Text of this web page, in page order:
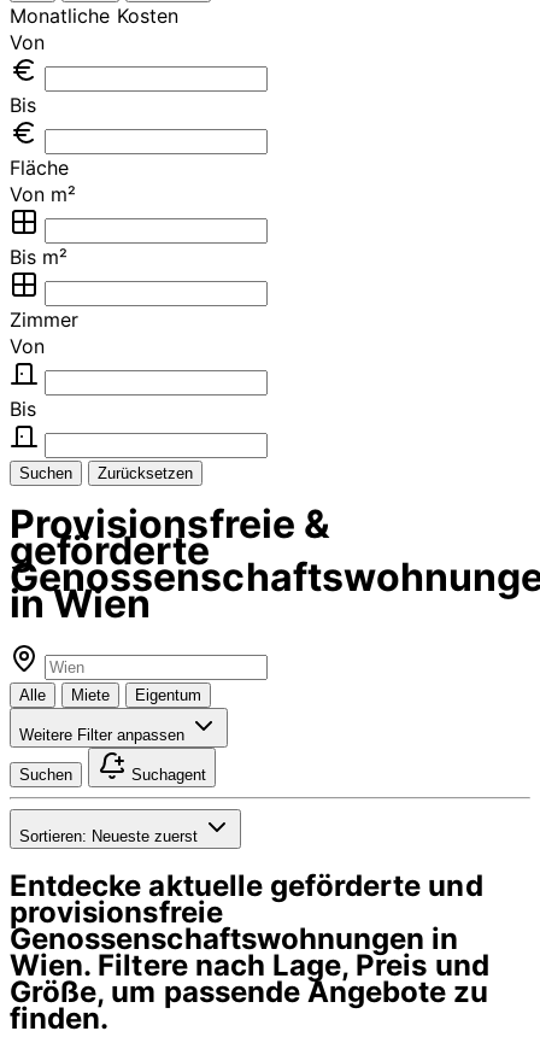
Monatliche Kosten
Von
Bis
Fläche
Von m²
Bis m²
Zimmer
Von
Bis
Suchen Zurücksetzen
Provisionsfreie &
geförderte
in Wien
Alle Miete Eigentum
Weitere Filter anpassen
Suchen Suchagent
Sortieren: Neueste zuerst
Entdecke aktuelle geförderte und
provisionsfreie
Genossenschaftswohnungen in
Wien. Filtere nach Lage, Preis und
Größe, um passende Angebote zu
finden.